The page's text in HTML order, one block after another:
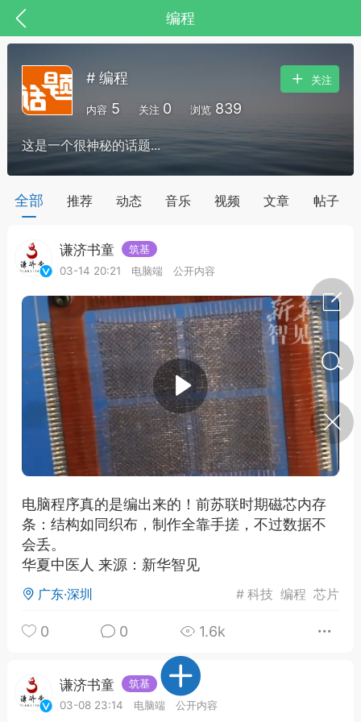
编程
节气气象
特急预警】关
节返乡期间“闪
急提示
如何购买【理肺清瘟膏】
【养正护络膏】？
小海（HAi） 2
容平，顺时收
谷气行、营卫通：内经视角
下的脾胃调养要义
# 编程
内容 5 关注 0 浏览 839
关注
这是一个很神秘的话题...
全部 推荐 动态 音乐 视频 文章 帖子
谦济书童
筑基
03-14 20:21
电脑端 公开内容
电脑程序真的是编出来的！前苏联时期磁芯内存
条：结构如同织布，制作全靠手搓，不过数据不
会丢。
华夏中医人 来源：新华智见
广东·深圳 #科技 编程 芯片
0 0 1.6k
谦济书童
筑基
03-08 23:14
电脑端 公开内容